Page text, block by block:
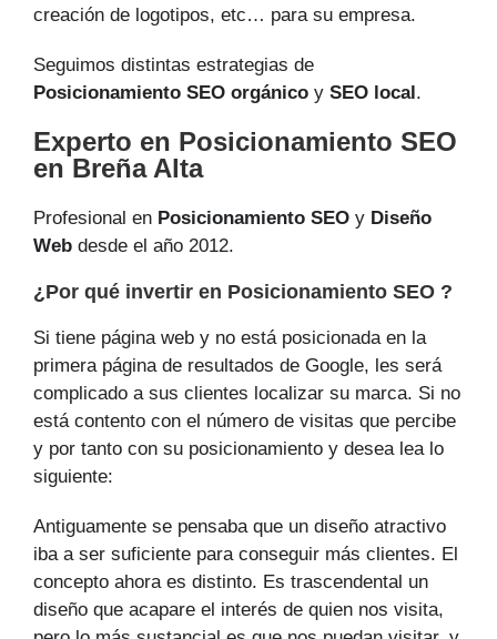
creación de logotipos, etc… para su empresa.
Seguimos distintas estrategias de
Posicionamiento SEO orgánico y SEO local .
Experto en Posicionamiento SEO
en Breña Alta
Profesional en Posicionamiento SEO y Diseño
Web desde el año 2012.
¿Por qué invertir en Posicionamiento SEO ?
Si tiene página web y no está posicionada en la
primera página de resultados de Google, les será
complicado a sus clientes localizar su marca. Si no
está contento con el número de visitas que percibe
y por tanto con su posicionamiento y desea lea lo
siguiente:
Antiguamente se pensaba que un diseño atractivo
iba a ser suficiente para conseguir más clientes. El
concepto ahora es distinto. Es trascendental un
diseño que acapare el interés de quien nos visita,